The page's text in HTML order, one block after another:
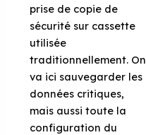
prise de copie de
sécurité sur cassette
utilisée
traditionnellement. On
va ici sauvegarder les
données critiques,
mais aussi toute la
configuration du